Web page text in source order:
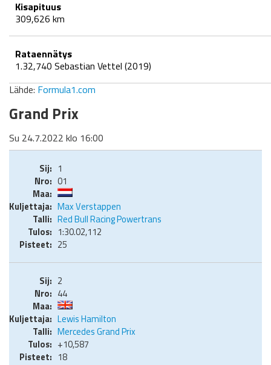
Kisapituus
309,626 km
Rataennätys
1.32,740 Sebastian Vettel (2019)
Lähde: Formula1.com
Grand Prix
Su 24.7.2022 klo 16:00
1
01
Max Verstappen
Red Bull Racing Powertrans
1:30.02,112
25
2
44
Lewis Hamilton
Mercedes Grand Prix
+10,587
18